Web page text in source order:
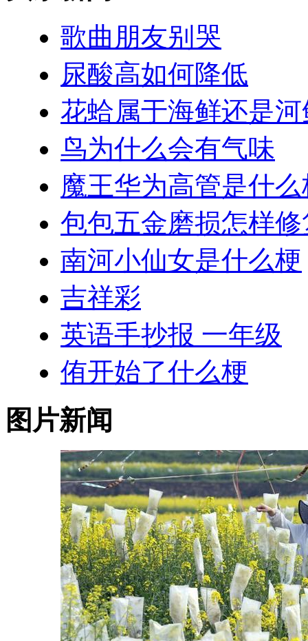
歌曲朋友别哭
尿酸高如何降低
花蛤属于海鲜还是河
鸟为什么会有气味
魔王华为高管是什么
包包五金磨损怎样修
南河小仙女是什么梗
吉祥彩
英语手抄报 一年级
侑开始了什么梗
图片新闻